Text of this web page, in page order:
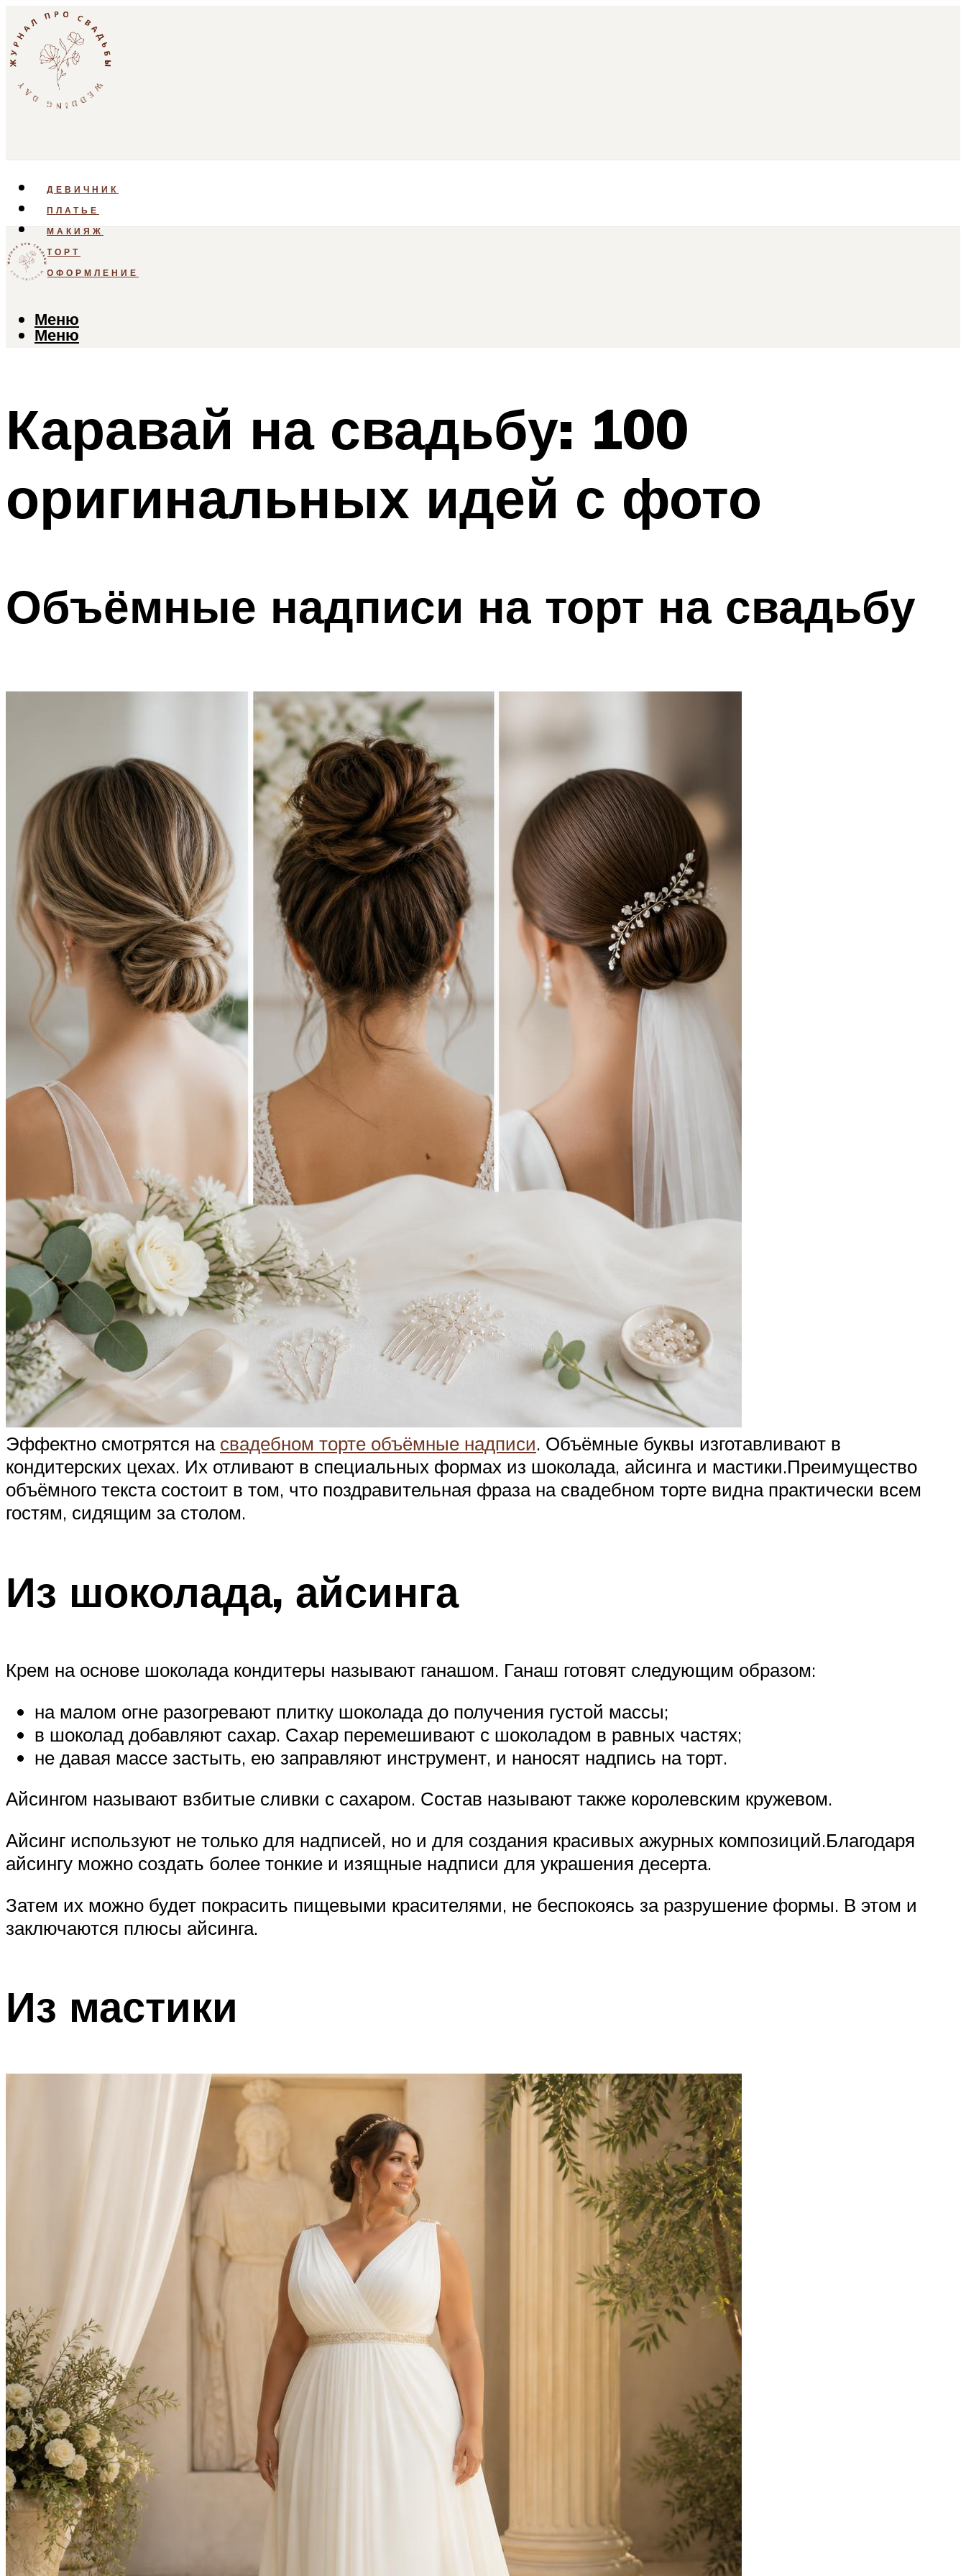
ДЕВИЧНИК
ПЛАТЬЕ
МАКИЯЖ
ТОРТ
ОФОРМЛЕНИЕ
Меню
Меню
Каравай на свадьбу: 100
оригинальных идей с фото
Объёмные надписи на торт на свадьбу
Эффектно смотрятся на свадебном торте объёмные надписи. Объёмные буквы изготавливают в
кондитерских цехах. Их отливают в специальных формах из шоколада, айсинга и мастики.Преимущество
объёмного текста состоит в том, что поздравительная фраза на свадебном торте видна практически всем
гостям, сидящим за столом.
Из шоколада, айсинга
Крем на основе шоколада кондитеры называют ганашом. Ганаш готовят следующим образом:
на малом огне разогревают плитку шоколада до получения густой массы;
в шоколад добавляют сахар. Сахар перемешивают с шоколадом в равных частях;
не давая массе застыть, ею заправляют инструмент, и наносят надпись на торт.
Айсингом называют взбитые сливки с сахаром. Состав называют также королевским кружевом.
Айсинг используют не только для надписей, но и для создания красивых ажурных композиций.Благодаря
айсингу можно создать более тонкие и изящные надписи для украшения десерта.
Затем их можно будет покрасить пищевыми красителями, не беспокоясь за разрушение формы. В этом и
заключаются плюсы айсинга.
Из мастики